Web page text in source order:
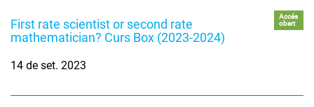
First rate scientist or second rate
mathematician? Curs Box (2023-2024)
Accés
obert
14 de set. 2023